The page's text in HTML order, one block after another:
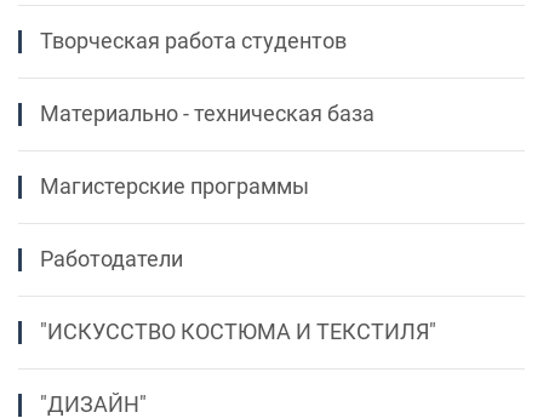
Творческая работа студентов
Материально - техническая база
Магистерские программы
Работодатели
"ИСКУССТВО КОСТЮМА И ТЕКСТИЛЯ"
"ДИЗАЙН"